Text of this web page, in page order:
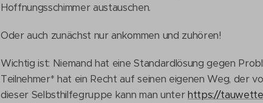
Hoffnungsschimmer austauschen.
Oder auch zunächst nur ankommen und zuhören!
Wichtig ist: Niemand hat eine Standardlösung gegen
Teilnehmer* hat ein Recht auf seinen eigenen Weg, der
dieser Selbsthilfegruppe kann man unterhttps://